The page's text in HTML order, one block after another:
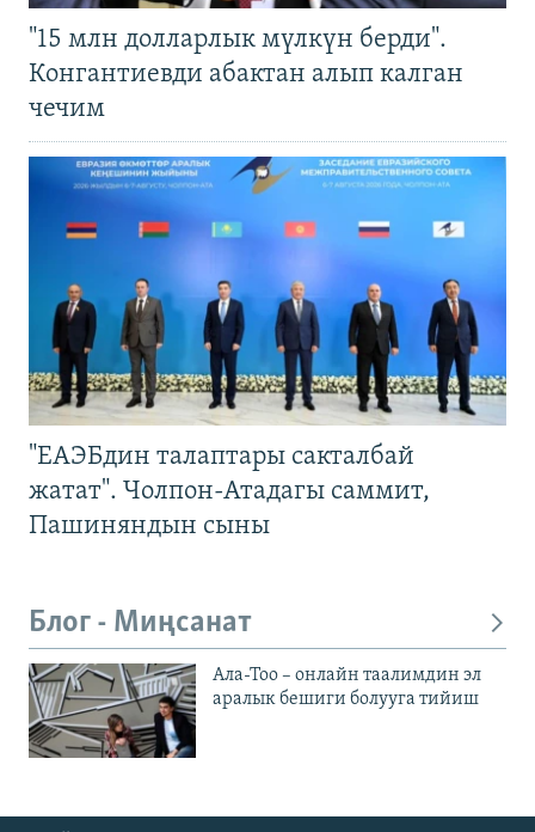
"15 млн долларлык мүлкүн берди".
Конгантиевди абактан алып калган
чечим
"ЕАЭБдин талаптары сакталбай
жатат". Чолпон-Атадагы саммит,
Пашиняндын сыны
Блог - Миңсанат
Ала-Тоо – онлайн таалимдин эл
аралык бешиги болууга тийиш